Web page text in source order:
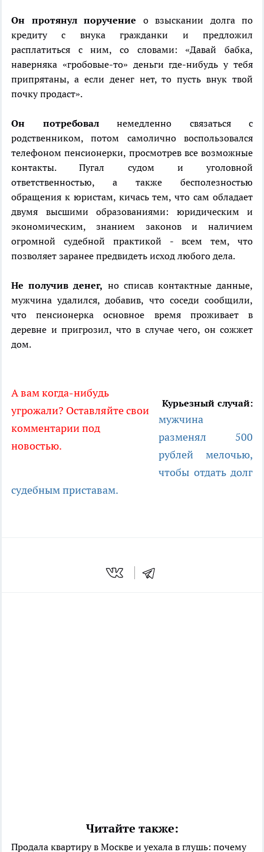
Он протянул поручение о взыскании долга по
кредиту с внука гражданки и предложил
расплатиться с ним, со словами: «Давай бабка,
наверняка «гробовые-то» деньги где-нибудь у тебя
припрятаны, а если денег нет, то пусть внук твой
почку продаст».
Он потребовалнемедленно связаться с
родственником, потом самолично воспользовался
телефоном пенсионерки, просмотрев все возможные
контакты. Пугал судом и уголовной
ответственностью, а также бесполезностью
обращения к юристам, кичась тем, что сам обладает
двумя высшими образованиями: юридическим и
экономическим, знанием законов и наличием
огромной судебной практикой - всем тем, что
позволяет заранее предвидеть исход любого дела.
Не получив денег, но списав контактные данные,
мужчина удалился, добавив, что соседи сообщили,
что пенсионерка основное время проживает в
деревне и пригрозил, что в случае чего, он сожжет
дом.
А вам когда-нибудь
угрожали? Оставляйте свои
комментарии под
новостью.
Курьезный случай:
мужчина
разменял 500
рублей мелочью,
чтобы отдать долг
судебным приставам.
Читайте также:
Продала квартиру в Москве и уехала в глушь: почему